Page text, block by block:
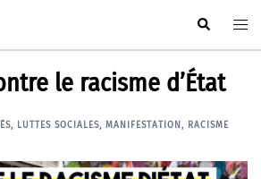
Rechercher
le racisme d’État
, LUTTES SOCIALES, MANIFESTATION , RACISME